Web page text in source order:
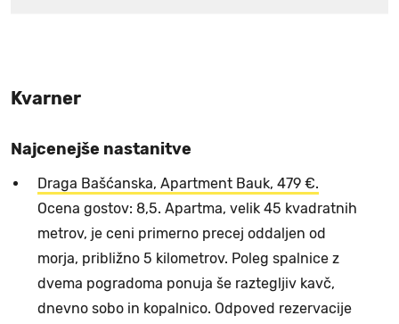
Kvarner
Najcenejše nastanitve
Draga Bašćanska, Apartment Bauk, 479 €.
Ocena gostov: 8,5. Apartma, velik 45 kvadratnih
metrov, je ceni primerno precej oddaljen od
morja, približno 5 kilometrov. Poleg spalnice z
dvema pogradoma ponuja še raztegljiv kavč,
dnevno sobo in kopalnico. Odpoved rezervacije